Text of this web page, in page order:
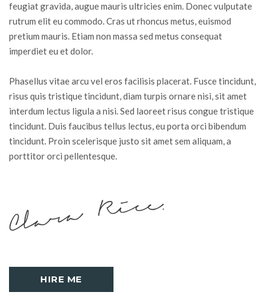
feugiat gravida, augue mauris ultricies enim. Donec vulputate
rutrum elit eu commodo. Cras ut rhoncus metus, euismod
pretium mauris. Etiam non massa sed metus consequat
imperdiet eu et dolor.
Phasellus vitae arcu vel eros facilisis placerat. Fusce tincidunt,
risus quis tristique tincidunt, diam turpis ornare nisi, sit amet
interdum lectus ligula a nisi. Sed laoreet risus congue tristique
tincidunt. Duis faucibus tellus lectus, eu porta orci bibendum
tincidunt. Proin scelerisque justo sit amet sem aliquam, a
porttitor orci pellentesque.
HIRE ME